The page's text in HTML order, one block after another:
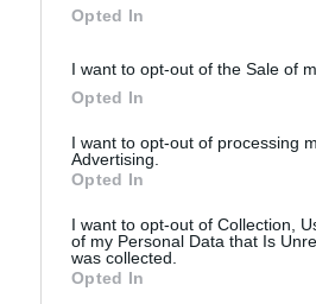
Opted In
I want to opt-out of the Sale of
Opted In
I want to opt-out of processing
Advertising.
Opted In
I want to opt-out of Collection,
of my Personal Data that Is
was collected.
Opted In
όλες τις ειδήσεις
Δείτε όλες τις τελευταίεςΕιδήσεις
στιγμή που συμβαίνουν, στο
ΡΟΗ ΕΙΔΗΣΕΩΝ
πριν 18 λεπτά